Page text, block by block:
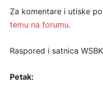
Za komentare i utiske
temu na forumu.
Raspored i satnica
Petak: